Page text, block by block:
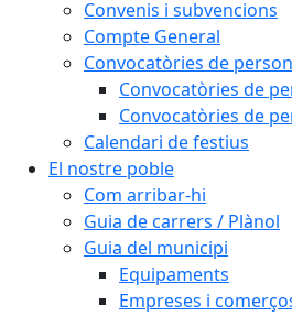
Convenis i subvencions
Compte General
Convocatòries de
Convocatòries de
Convocatòries de
Calendari de festius
El nostre poble
Com arribar-hi
Guia de carrers / Plànol
Guia del municipi
Equipaments
Empreses i